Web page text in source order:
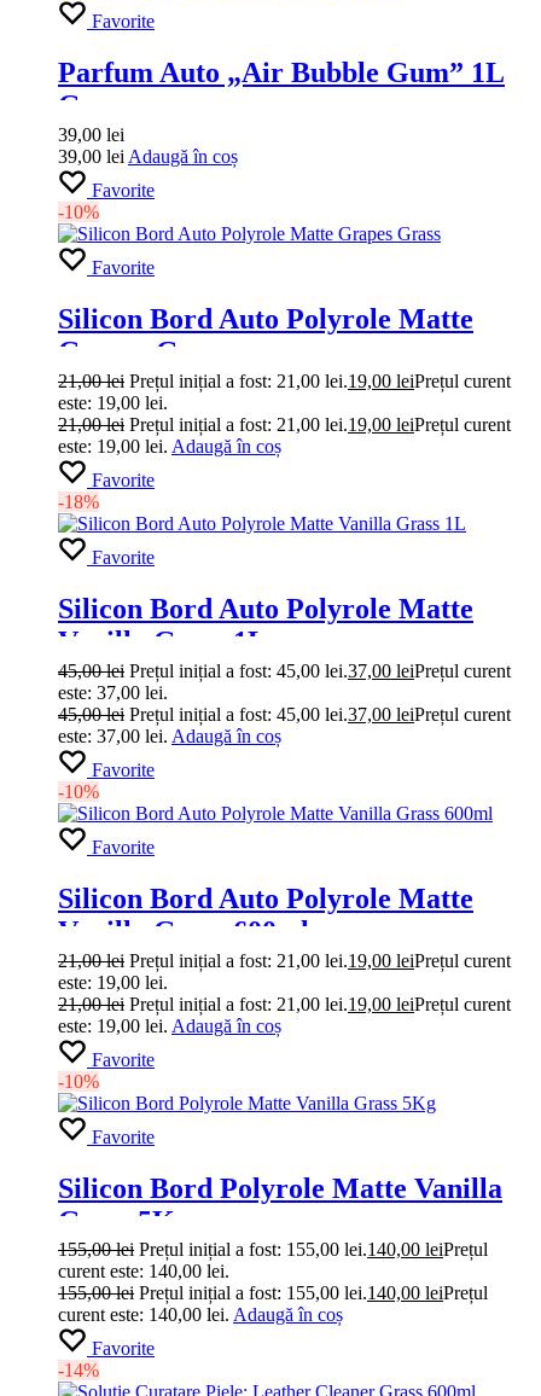
Favorite
Parfum Auto „Air Bubble Gum” 1L
Grass
39,00 lei
39,00 lei Adaugă în coș
Favorite
-10%
Favorite
Silicon Bord Auto Polyrole Matte
Grapes Grass
21,00lei Prețul inițial a fost: 21,00 lei.19,00 leiPrețul curent
este: 19,00 lei.
21,00lei Prețul inițial a fost: 21,00 lei.19,00 leiPrețul curent
este: 19,00 lei. Adaugă în coș
Favorite
-18%
Favorite
Silicon Bord Auto Polyrole Matte
Vanilla Grass 1L
45,00lei Prețul inițial a fost: 45,00 lei.37,00 leiPrețul curent
este: 37,00 lei.
45,00lei Prețul inițial a fost: 45,00 lei.37,00 leiPrețul curent
este: 37,00 lei. Adaugă în coș
Favorite
-10%
Favorite
Silicon Bord Auto Polyrole Matte
Vanilla Grass 600ml
21,00lei Prețul inițial a fost: 21,00 lei.19,00 leiPrețul curent
este: 19,00 lei.
21,00lei Prețul inițial a fost: 21,00 lei.19,00 leiPrețul curent
este: 19,00 lei. Adaugă în coș
Favorite
-10%
Favorite
Silicon Bord Polyrole Matte Vanilla
Grass 5Kg
155,00lei Prețul inițial a fost: 155,00 lei.140,00 leiPrețul
curent este: 140,00 lei.
155,00lei Prețul inițial a fost: 155,00 lei.140,00 leiPrețul
curent este: 140,00 lei. Adaugă în coș
Favorite
-14%